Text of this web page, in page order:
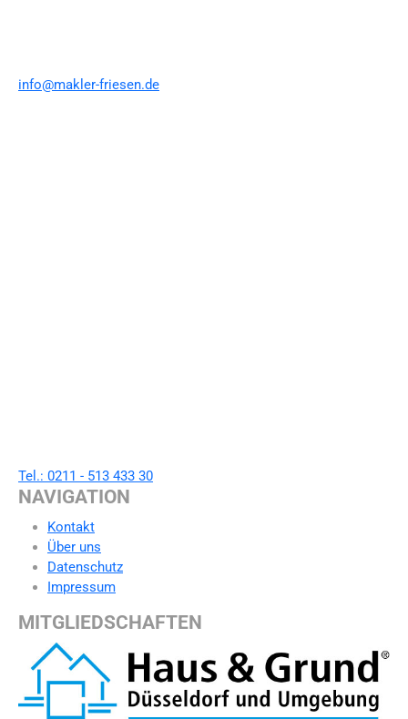
info@makler-friesen.de
Tel.: 0211 - 513 433 30
NAVIGATION
Kontakt
Über uns
Datenschutz
Impressum
MITGLIEDSCHAFTEN